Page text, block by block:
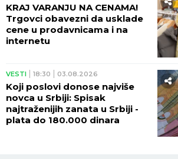
KRAJ VARANJU NA CENAMA!
Trgovci obavezni da usklade
cene u prodavnicama i na
internetu
VESTI 18:30 03.08.2026
Koji poslovi donose najviše
novca u Srbiji: Spisak
najtraženijih zanata u Srbiji -
plata do 180.000 dinara